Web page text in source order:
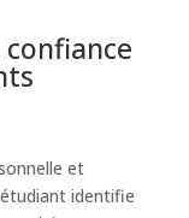
et
identifie